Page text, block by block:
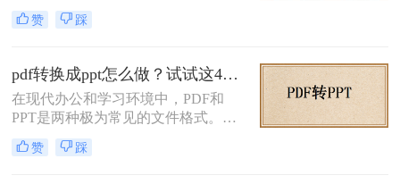
演示和讲解。然而，一些专业的PDF
转PPT软件可能需要付费购买。那么
介绍三种不需要花钱就能将PDF转换
成PPT的方法。
赞 踩
pdf转换成ppt怎么做？试试这4个转换方法！
在现代办公和学习环境中，PDF和
PPT是两种极为常见的文件格式。
PDF文件因其出色的稳定性和兼容性
而被广泛用于文档分享和存储，而
赞 踩